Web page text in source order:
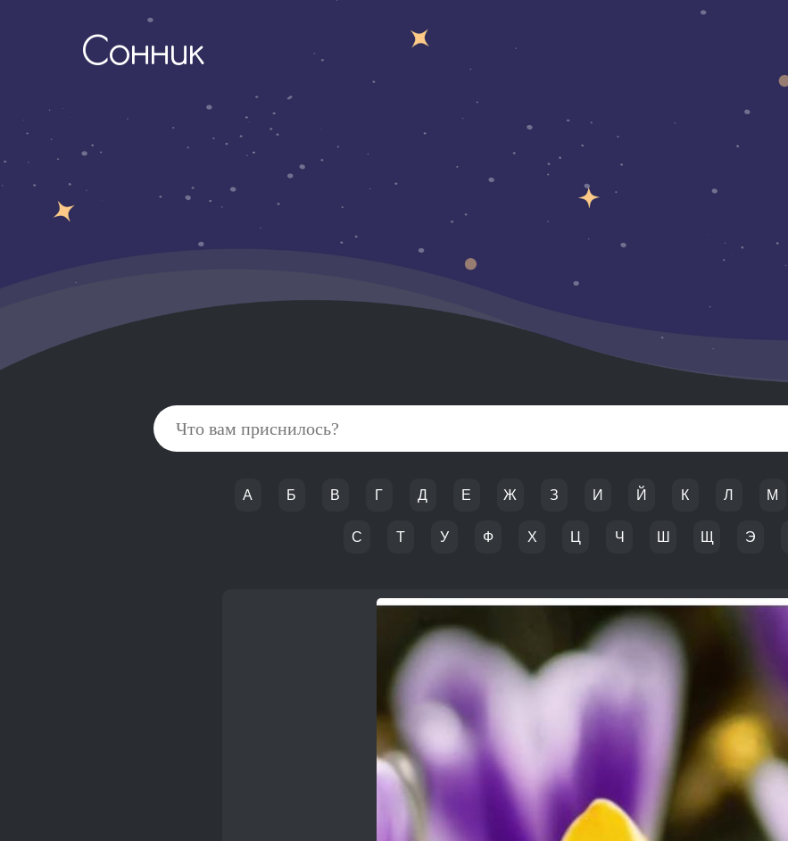
Сонник
А Б В Г Д Е Ж З И Й К Л М
С Т У Ф Х Ц Ч Ш Щ Э